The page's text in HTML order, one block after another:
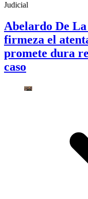
Judicial
Abelardo De
firmeza el
promete dura
caso